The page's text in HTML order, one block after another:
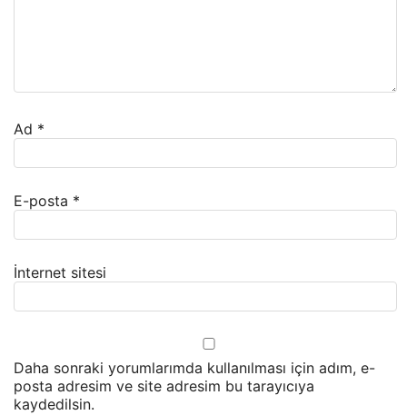
Ad *
E-posta *
İnternet sitesi
Daha sonraki yorumlarımda kullanılması için adım, e-
posta adresim ve site adresim bu tarayıcıya
kaydedilsin.